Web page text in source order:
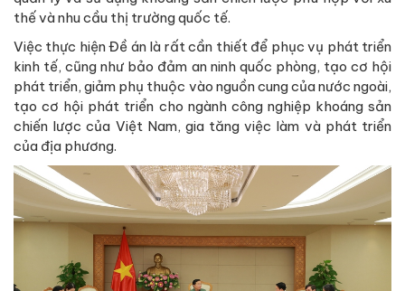
thế và nhu cầu thị trường quốc tế.
Việc thực hiện Đề án là rất cần thiết để phục vụ phát triển
kinh tế, cũng như bảo đảm an ninh quốc phòng, tạo cơ hội
phát triển, giảm phụ thuộc vào nguồn cung của nước ngoài,
tạo cơ hội phát triển cho ngành công nghiệp khoáng sản
chiến lược của Việt Nam, gia tăng việc làm và phát triển
của địa phương.